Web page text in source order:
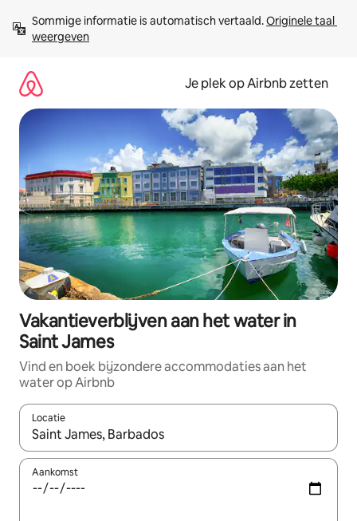
direct
naar
Sommige informatie is automatisch vertaald. Originele taal
weergeven
Je plek op Airbnb zetten
Vakantieverblijven aan het water in
Saint James
Vind en boek bijzondere accommodaties aan het
water op Airbnb
Locatie
Wanneer er resultaten beschikbaar zijn, maak je een keuze
Aankomst